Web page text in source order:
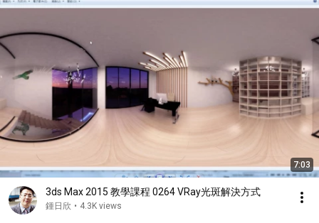
7:03
3ds Max 2015 教學課程 0264 VRay光斑解決方式
鍾日欣 • 4.3K views